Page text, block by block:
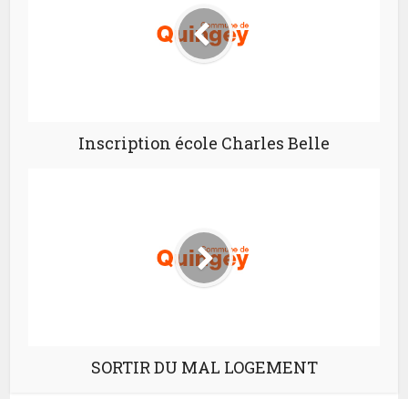
Inscription école Charles Belle
SORTIR DU MAL LOGEMENT